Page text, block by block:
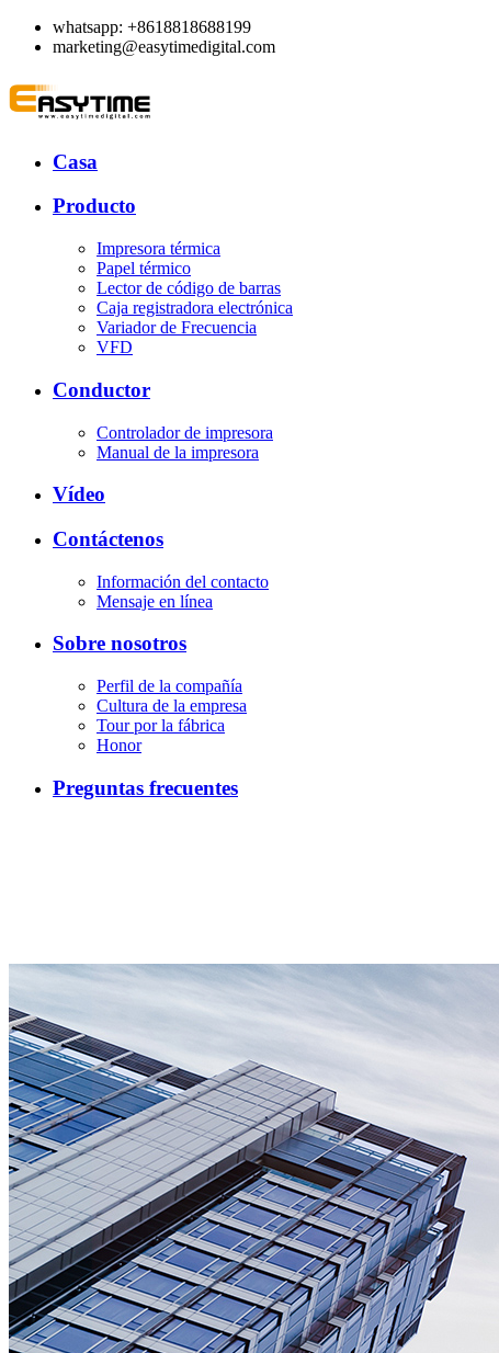
whatsapp: +8618818688199
marketing@easytimedigital.com
Casa
Producto
Impresora térmica
Papel térmico
Lector de código de barras
Caja registradora electrónica
Variador de Frecuencia
VFD
Conductor
Controlador de impresora
Manual de la impresora
Vídeo
Contáctenos
Información del contacto
Mensaje en línea
Sobre nosotros
Perfil de la compañía
Cultura de la empresa
Tour por la fábrica
Honor
Preguntas frecuentes